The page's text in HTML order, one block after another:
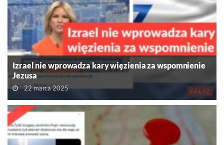
FAŁSZ
Izrael nie wprowadza kary więzienia za wspomnienie
Jezusa
22 marca 2025